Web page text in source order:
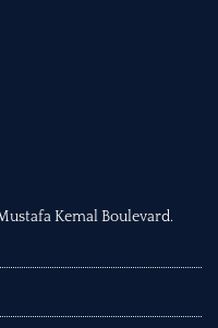
Kemal Boulevard.